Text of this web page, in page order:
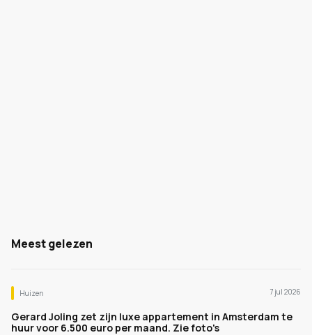
Meest gelezen
Huizen 7 jul 2026
Gerard Joling zet zijn luxe appartement in Amsterdam te
huur voor 6.500 euro per maand. Zie foto's